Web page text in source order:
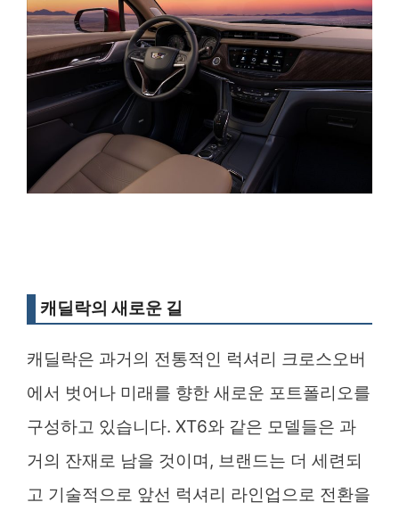
캐딜락의 새로운 길
캐딜락은 과거의 전통적인 럭셔리 크로스오버
에서 벗어나 미래를 향한 새로운 포트폴리오를
구성하고 있습니다. XT6와 같은 모델들은 과
거의 잔재로 남을 것이며, 브랜드는 더 세련되
고 기술적으로 앞선 럭셔리 라인업으로 전환을